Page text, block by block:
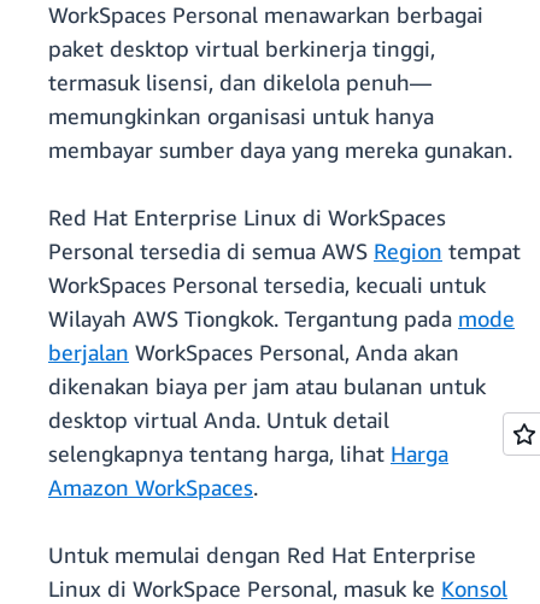
WorkSpaces Personal menawarkan berbagai
paket desktop virtual berkinerja tinggi,
termasuk lisensi, dan dikelola penuh—
memungkinkan organisasi untuk hanya
membayar sumber daya yang mereka gunakan.
Red Hat Enterprise Linux di WorkSpaces
Personal tersedia di semua AWS Region tempat
WorkSpaces Personal tersedia, kecuali untuk
Wilayah AWS Tiongkok. Tergantung pada mode
berjalan WorkSpaces Personal, Anda akan
dikenakan biaya per jam atau bulanan untuk
desktop virtual Anda. Untuk detail
selengkapnya tentang harga, lihat Harga
Amazon WorkSpaces.
Untuk memulai dengan Red Hat Enterprise
Linux di WorkSpace Personal, masuk ke Konsol